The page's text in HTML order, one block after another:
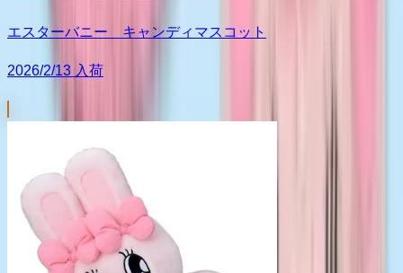
エスターバニー キャンディマスコット
2026/2/13 入荷